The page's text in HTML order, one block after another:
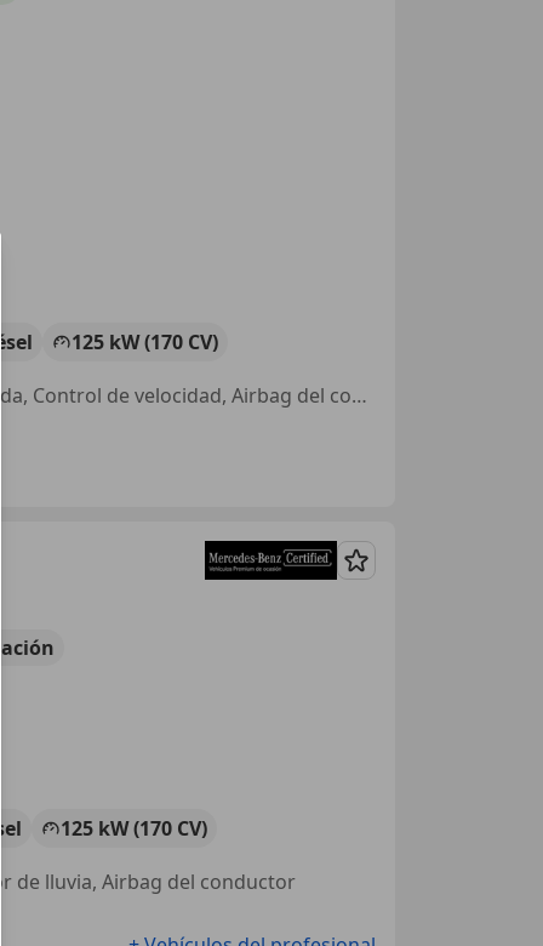
125 kW (170 CV)
Techo panorámico, Ordenador, Pantalla frontal, 4WD, Dirección asistida, Control de velocidad, Airbag del conductor, Faros LED íntegros
Guardar
125 kW (170 CV)
de lluvia, Airbag del conductor